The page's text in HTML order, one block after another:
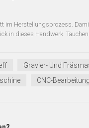
im Herstellungsprozess.
in dieses Handwerk.
Gravier- Und
CNC-Bearbeitung